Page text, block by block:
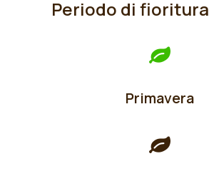
Periodo di fioritura
Primavera